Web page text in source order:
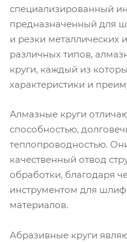
специализированный
предназначенный для
и резки металлических
различных типов,
круги, каждый из
характеристики и
Алмазные круги
способностью,
теплопроводностью.
качественный отвод
обработки, благодаря
инструментом для
материалов.
Абразивные круги